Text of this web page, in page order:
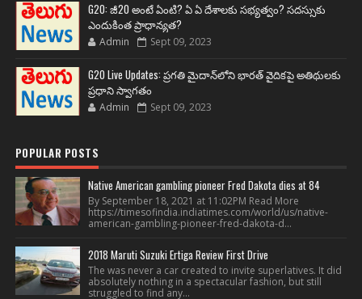
G20: జీ20 అంటే ఏంటి? ఏ ఏ దేశాలకు సభ్యత్వం? సదస్సుకు
ఎందుకింత ప్రాధాన్యత?
Admin Sept 09, 2023
G20 Live Updates: ప్రగతి మైదాన్‌లోని భారత్ వైదికపై అతిథులకు
ప్రధాని స్వాగతం
Admin Sept 09, 2023
POPULAR POSTS
Native American gambling pioneer Fred Dakota dies at 84
By September 18, 2021 at 11:02PM Read More
https://timesofindia.indiatimes.com/world/us/native-
american-gambling-pioneer-fred-dakota-d...
2018 Maruti Suzuki Ertiga Review First Drive
The was never a car created to invite superlatives. It did
absolutely nothing in a spectacular fashion, but still
struggled to find any...